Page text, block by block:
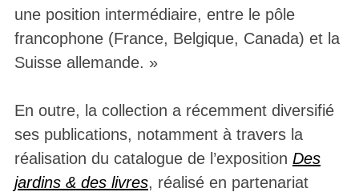
une position intermédiaire, entre le pôle
francophone (France, Belgique, Canada) et la
Suisse allemande. »
En outre, la collection a récemment diversifié
ses publications, notamment à travers la
réalisation du catalogue de l’exposition Des
jardins & des livres, réalisé en partenariat